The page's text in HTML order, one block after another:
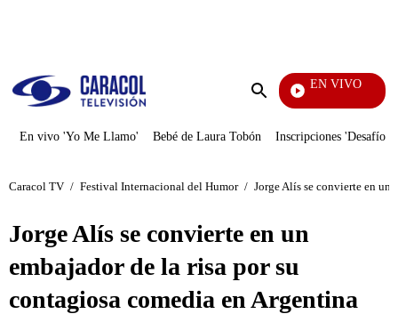
Enviar
EN VIVO
Pura Diversión
En vivo 'Yo Me Llamo' Bebé de Laura Tobón Inscripciones 'Desafío'
Caracol TV / Festival Internacional del Humor / Jorge Alís se convierte en un
Jorge Alís se convierte en un
embajador de la risa por su
contagiosa comedia en Argentina